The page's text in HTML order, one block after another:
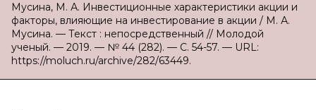
Мусина, М. А. Инвестиционные характеристики акции и
факторы, влияющие на инвестирование в акции / М. А.
Мусина. — Текст : непосредственный // Молодой
ученый. — 2019. — № 44 (282). — С. 54-57. — URL:
https://moluch.ru/archive/282/63449.